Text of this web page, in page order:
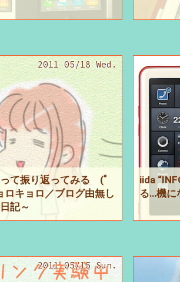
2011 05/18 Wed.
て振り返ってみる (ﾟ
ロキョロ／ブログ由無し
記～
iida
る…機に
2011 05/15 Sun.